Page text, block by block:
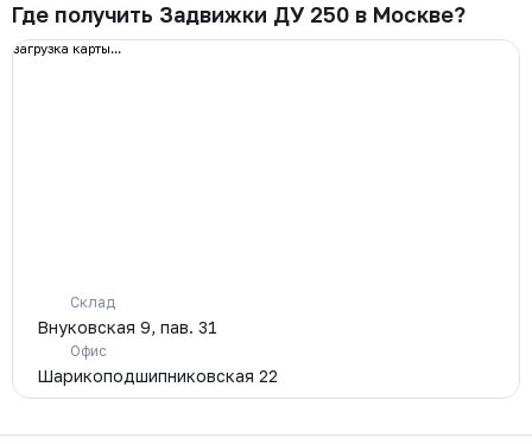
Где получить Задвижки ДУ 250 в Москве?
загрузка карты...
Склад
Внуковская 9, пав. 31
Офис
Шарикоподшипниковская 22